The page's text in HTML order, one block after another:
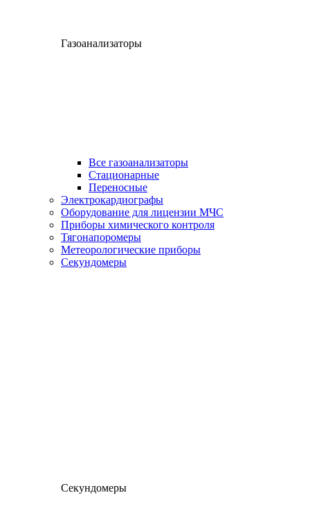
Газоанализаторы
Все газоанализаторы
Cтационарные
Переносные
Электрокардиографы
Оборудование для лицензии МЧС
Приборы химического контроля
Тягонапоромеры
Метеорологические приборы
Секундомеры
Секундомеры